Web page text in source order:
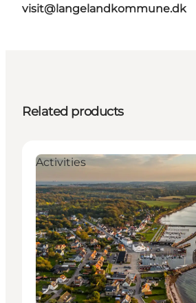
visit@langelandkommune.dk
Related products
Activities